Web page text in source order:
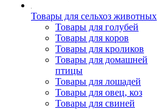
Товары для сельхоз животных
Товары для голубей
Товары для коров
Товары для кроликов
Товары для домашней
птицы
Товары для лошадей
Товары для овец, коз
Товары для свиней